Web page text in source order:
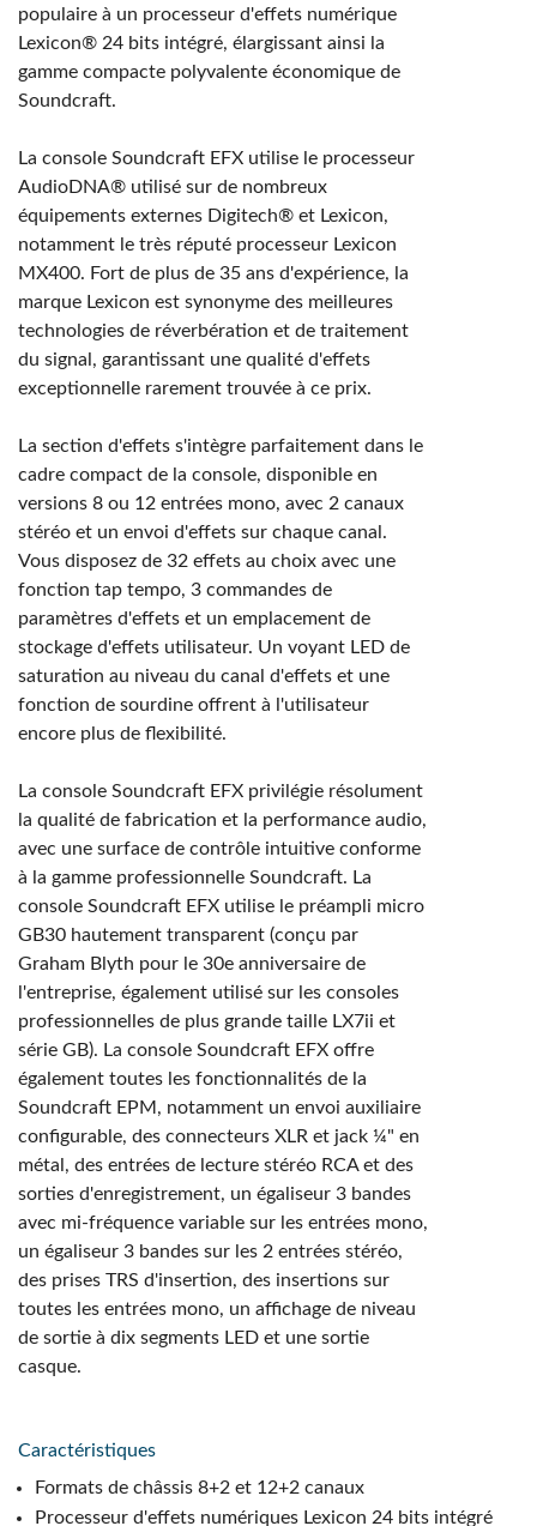
populaire à un processeur d'effets numérique
Lexicon® 24 bits intégré, élargissant ainsi la
gamme compacte polyvalente économique de
Soundcraft.
La console Soundcraft EFX utilise le processeur
AudioDNA® utilisé sur de nombreux
équipements externes Digitech® et Lexicon,
notamment le très réputé processeur Lexicon
MX400. Fort de plus de 35 ans d'expérience, la
marque Lexicon est synonyme des meilleures
technologies de réverbération et de traitement
du signal, garantissant une qualité d'effets
exceptionnelle rarement trouvée à ce prix.
La section d'effets s'intègre parfaitement dans le
cadre compact de la console, disponible en
versions 8 ou 12 entrées mono, avec 2 canaux
stéréo et un envoi d'effets sur chaque canal.
Vous disposez de 32 effets au choix avec une
fonction tap tempo, 3 commandes de
paramètres d'effets et un emplacement de
stockage d'effets utilisateur. Un voyant LED de
saturation au niveau du canal d'effets et une
fonction de sourdine offrent à l'utilisateur
encore plus de flexibilité.
La console Soundcraft EFX privilégie résolument
la qualité de fabrication et la performance audio,
avec une surface de contrôle intuitive conforme
à la gamme professionnelle Soundcraft. La
console Soundcraft EFX utilise le préampli micro
GB30 hautement transparent (conçu par
Graham Blyth pour le 30e anniversaire de
l'entreprise, également utilisé sur les consoles
professionnelles de plus grande taille LX7ii et
série GB). La console Soundcraft EFX offre
également toutes les fonctionnalités de la
Soundcraft EPM, notamment un envoi auxiliaire
configurable, des connecteurs XLR et jack ¼" en
métal, des entrées de lecture stéréo RCA et des
sorties d'enregistrement, un égaliseur 3 bandes
avec mi-fréquence variable sur les entrées mono,
un égaliseur 3 bandes sur les 2 entrées stéréo,
des prises TRS d'insertion, des insertions sur
toutes les entrées mono, un affichage de niveau
de sortie à dix segments LED et une sortie
casque.
Caractéristiques
Formats de châssis 8+2 et 12+2 canaux
Processeur d'effets numériques Lexicon 24 bits intégré